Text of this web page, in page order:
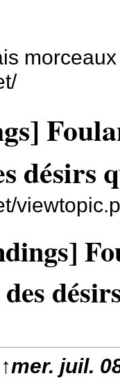
désirs
↑mer. juil.